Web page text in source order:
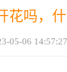
花吗，什
05-06 14:57:27